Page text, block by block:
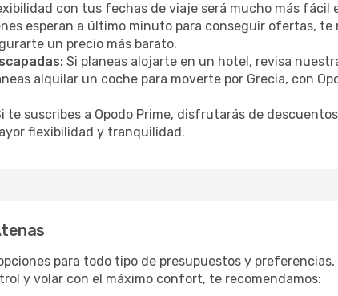
con tus fechas de viaje será mucho más fácil
esperan a último minuto para conseguir ofertas, te
un precio más barato.
Si planeas alojarte en un hotel, revisa
alquilar un coche para moverte por Grecia, con
te suscribes a Opodo Prime, disfrutarás de
flexibilidad y tranquilidad.
para todo tipo de presupuestos y
y volar con el máximo confort, te recomendamos: